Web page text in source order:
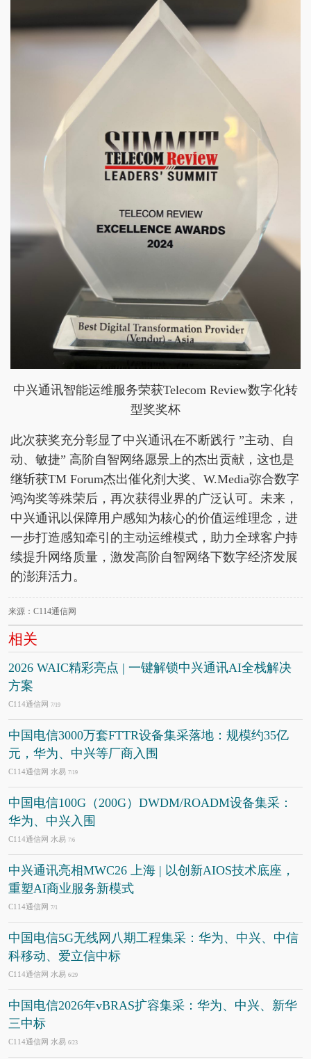
中兴通讯智能运维服务荣获Telecom Review数字化转
型奖奖杯
此次获奖充分彰显了中兴通讯在不断践行 ”主动、自
动、敏捷” 高阶自智网络愿景上的杰出贡献，这也是
继斩获TM Forum杰出催化剂大奖、W.Media弥合数字
鸿沟奖等殊荣后，再次获得业界的广泛认可。未来，
中兴通讯以保障用户感知为核心的价值运维理念，进
一步打造感知牵引的主动运维模式，助力全球客户持
续提升网络质量，激发高阶自智网络下数字经济发展
的澎湃活力。
来源：C114通信网
相关
2026 WAIC精彩亮点 | 一键解锁中兴通讯AI全栈解决
方案
C114通信网 7/19
中国电信3000万套FTTR设备集采落地：规模约35亿
元，华为、中兴等厂商入围
C114通信网 水易 7/19
中国电信100G（200G）DWDM/ROADM设备集采：
华为、中兴入围
C114通信网 水易 7/6
中兴通讯亮相MWC26 上海 | 以创新AIOS技术底座，
重塑AI商业服务新模式
C114通信网 7/1
中国电信5G无线网八期工程集采：华为、中兴、中信
科移动、爱立信中标
C114通信网 水易 6/29
中国电信2026年vBRAS扩容集采：华为、中兴、新华
三中标
C114通信网 水易 6/23